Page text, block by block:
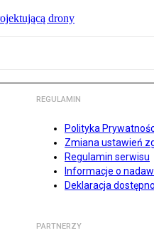
drony
REGULAMIN
Polityka
Zmiana ustawień
Regulamin serwisu
Informacje o
Deklaracja
PARTNERZY